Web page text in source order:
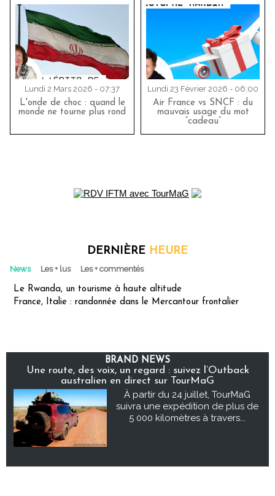
Lundi 2 Mars 2026 - 07:37
L'onde de choc : quand le
monde ne tourne plus rond
Lundi 23 Février 2026 - 06:00
Air France vs SNCF : du
mauvais usage du mot
“cadeau”
DERNIÈRE HEURE
News Les + lus Les + commentés
Le Rwanda, un tourisme à haute altitude
France, Italie : randonnée dans le Mercantour frontalier
BRAND NEWS
Une route, des voix, un regard : suivez l’Outback
australien en direct sur TourMaG
À partir du 24 juillet, TourMaG
suivra une expédition de plus de
5 000 kilomètres à travers...